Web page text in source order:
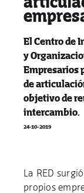
El Centro de
y
Empresarios
de
objetivo de
intercambio.
24-10-2019
La RED
propios